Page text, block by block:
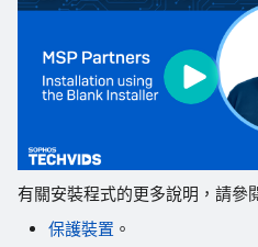
有關安裝程式的更多說明，請參
保護裝置 。